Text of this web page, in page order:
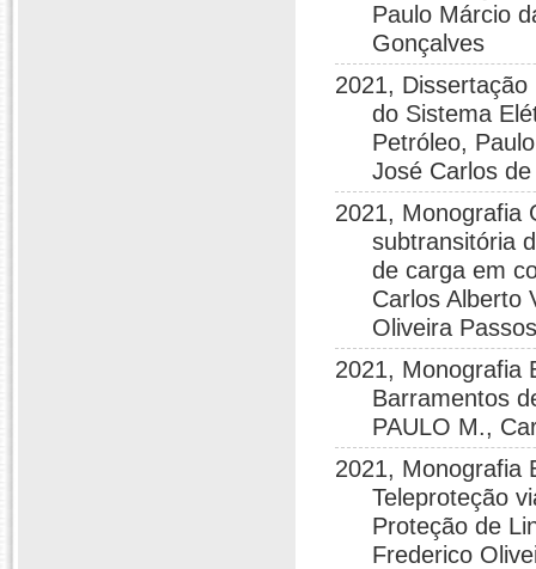
Paulo Márcio
Gonçalves
2021,
do Sistema
Petróleo,
José Carlos
2021, Monografia
subtransitória
de carga em
Carlos Alberto
Oliveira
2021, Monografia
Barramentos
PAULO M.,
2021, Monografia
Teleproteção
Proteção de
Frederico